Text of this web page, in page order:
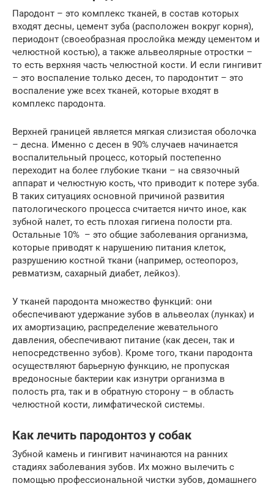
Пародонт – это комплекс тканей, в состав которых
входят десны, цемент зуба (расположен вокруг корня),
периодонт (своеобразная прослойка между цементом и
челюстной костью), а также альвеолярные отростки –
то есть верхняя часть челюстной кости. И если гингивит
– это воспаление только десен, то пародонтит – это
воспаление уже всех тканей, которые входят в
комплекс пародонта.
Верхней границей является мягкая слизистая оболочка
– десна. Именно с десен в 90% случаев начинается
воспалительный процесс, который постепенно
переходит на более глубокие ткани – на связочный
аппарат и челюстную кость, что приводит к потере зуба.
В таких ситуациях основной причиной развития
патологического процесса считается ничто иное, как
зубной налет, то есть плохая гигиена полости рта.
Остальные 10% – это общие заболевания организма,
которые приводят к нарушению питания клеток,
разрушению костной ткани (например, остеопороз,
ревматизм, сахарный диабет, лейкоз).
У тканей пародонта множество функций: они
обеспечивают удержание зубов в альвеолах (лунках) и
их амортизацию, распределение жевательного
давления, обеспечивают питание (как десен, так и
непосредственно зубов). Кроме того, ткани пародонта
осуществляют барьерную функцию, не пропуская
вредоносные бактерии как изнутри организма в
полость рта, так и в обратную сторону – в область
челюстной кости, лимфатической системы.
Как лечить пародонтоз у собак
Зубной камень и гингивит начинаются на ранних
стадиях заболевания зубов. Их можно вылечить с
помощью профессиональной чистки зубов, домашнего